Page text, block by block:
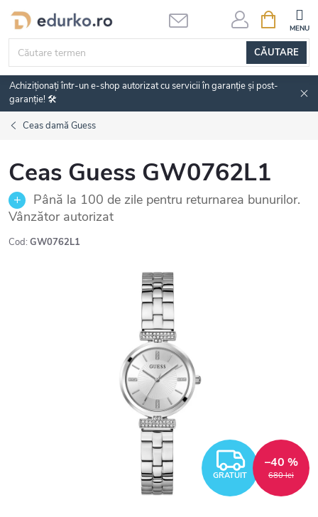
Treci
conținut
CĂUTARE
DE
Achiziționați într-un e-shop autorizat cu servicii în garanție și post-
garanție! 🛠️
Ceas damă Guess
Ceas Guess GW0762L1
Până la 100 de zile pentru returnarea bunurilor.
Vânzător autorizat
Cod: GW0762L1
GRATUIT 680 lei
–40 %